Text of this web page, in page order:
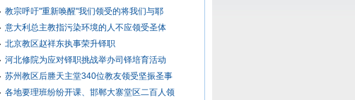
教宗呼吁"重新唤醒"我们领受的将我们与耶
意大利总主教指污染环境的人不应领受圣体
北京教区赵祥东执事荣升铎职
河北修院为应对铎职挑战举办司铎培育活动
苏州教区后塍天主堂340位教友领受坚振圣事
各地要理班纷纷开课、邯郸大寨堂区二百人领